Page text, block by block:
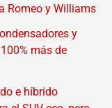
Romeo y Williams
y
más de
e híbrido